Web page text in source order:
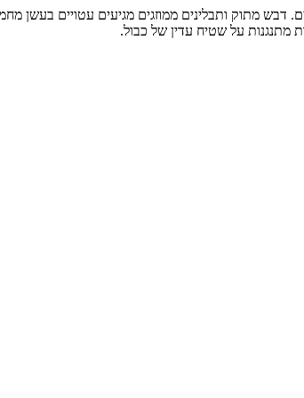
דבש מתוק ותבלינים ממוזגים מגיעים עטויים
מתנגנות על שטיח עדין של כבול.